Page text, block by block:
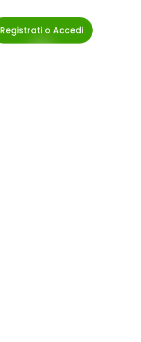
Registrati o Accedi